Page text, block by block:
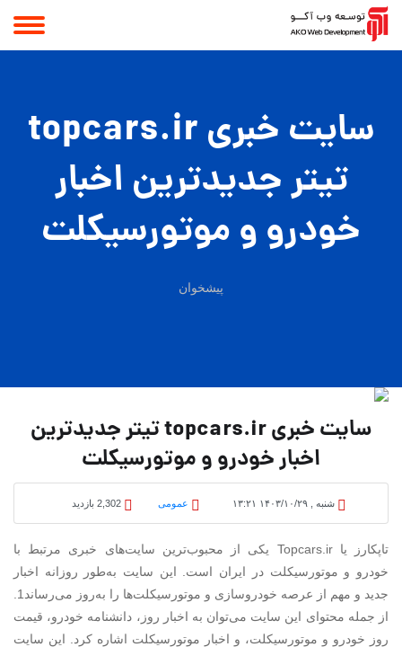
سایت خبری topcars.ir
تیتر جدیدترین اخبار
خودرو و موتورسیکلت
پیشخوان
سایت خبری topcars.ir تیتر جدیدترین
اخبار خودرو و موتورسیکلت
شنبه , ۱۴۰۳/۱۰/۲۹ ۱۳:۲۱ عمومی 2,302 بازدید
تاپکارز یا Topcars.ir یکی از محبوب‌ترین سایت‌های خبری مرتبط با
خودرو و موتورسیکلت در ایران است. این سایت به‌طور روزانه اخبار
از جمله محتوای این سایت می‌توان به اخبار روز، دانشنامه خودرو، قیمت
روز خودرو و موتورسیکلت، و اخبار موتورسیکلت اشاره کرد. این سایت